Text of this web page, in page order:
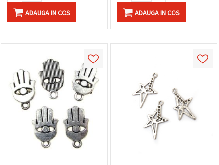
ADAUGA IN COS ADAUGA IN COS